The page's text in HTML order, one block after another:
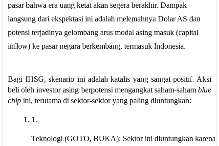
pasar bahwa era uang ketat akan segera berakhir. Dampak
langsung dari ekspektasi ini adalah melemahnya Dolar AS dan
potensi terjadinya gelombang arus modal asing masuk (capital
inflow) ke pasar negara berkembang, termasuk Indonesia.
Bagi IHSG, skenario ini adalah katalis yang sangat positif. Aksi
beli oleh investor asing berpotensi mengangkat saham-saham blue
chip ini, terutama di sektor-sektor yang paling diuntungkan:
Teknologi (GOTO, BUKA): Sektor ini diuntungkan karena